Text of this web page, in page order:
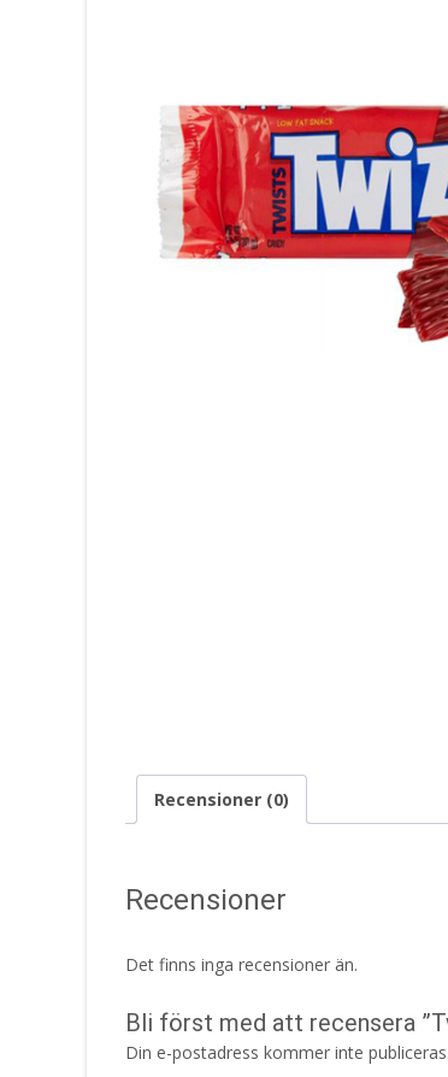
Recensioner (0)
Recensioner
Det finns inga recensioner än.
Bli först med att recensera
Din e-postadress kommer inte publiceras.